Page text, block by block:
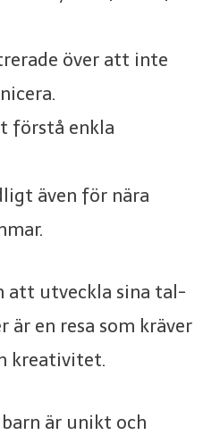
över att inte
förstå enkla
även för nära
att utveckla sina tal-
är en resa som kräver
kreativitet.
är unikt och